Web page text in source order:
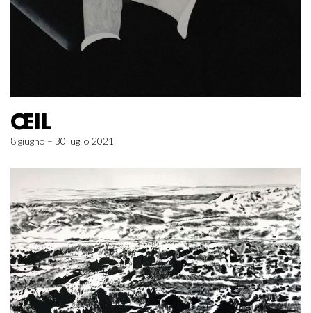
ŒIL
8 giugno – 30 luglio 2021